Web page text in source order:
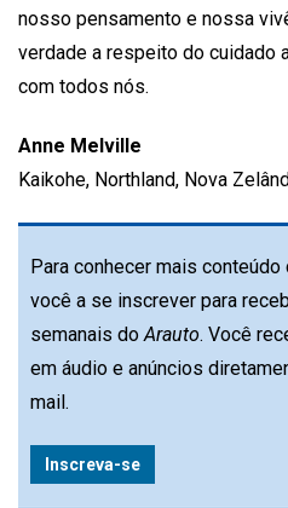
nosso pensamento e nossa
verdade a respeito do cuidado
com todos nós.
Anne Melville
Kaikohe, Northland, Nova
Para conhecer mais
você a se inscrever para
semanais doArauto. Você
em áudio e anúncios
mail.
Inscreva-se